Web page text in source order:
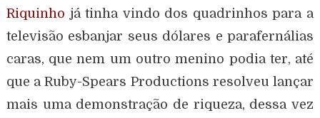
Riquinho já tinha vindo dos quadrinhos para a
televisão esbanjar seus dólares e parafernálias
caras, que nem um outro menino podia ter, até
que a Ruby-Spears Productions resolveu lançar
mais uma demonstração de riqueza, dessa vez